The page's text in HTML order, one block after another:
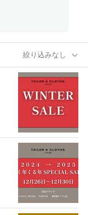
絞り込みなし